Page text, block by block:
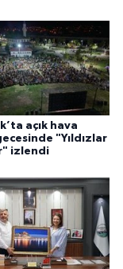
açık hava
"Yıldızlar
izlendi